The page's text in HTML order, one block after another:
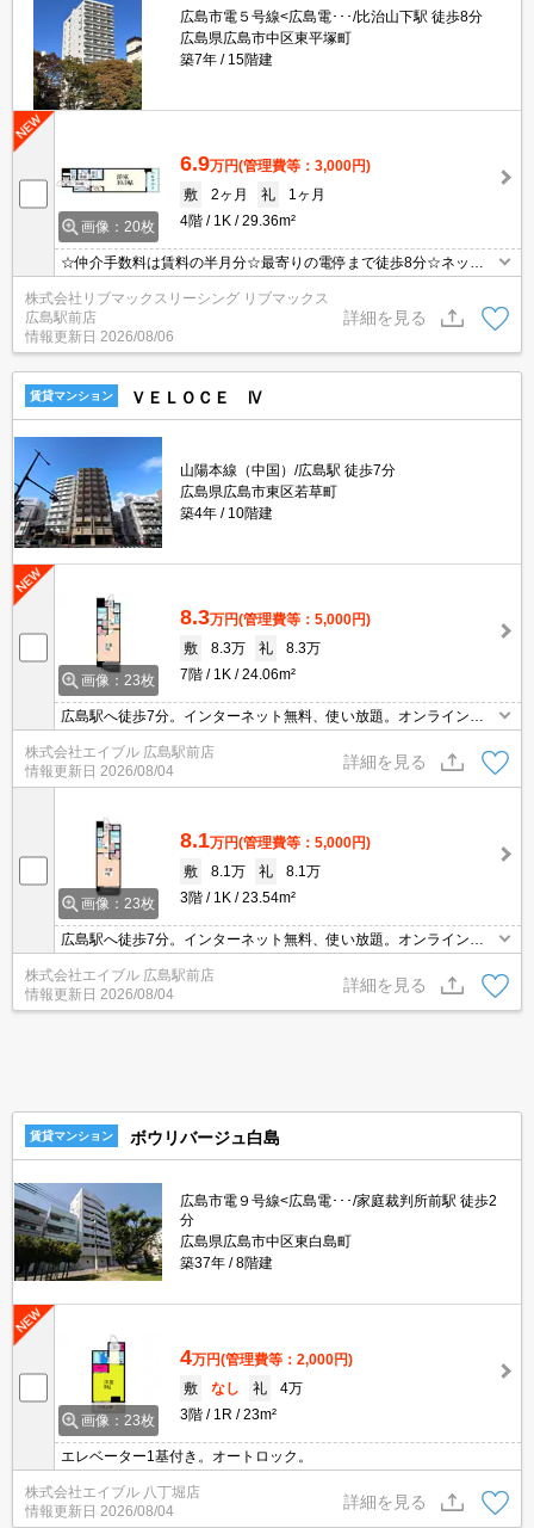
広島市電５号線<広島電･･･/比治山下駅 徒歩8分
広島県広島市中区東平塚町
築7年
15階建
画像：20枚
6.9万円(管理費等：3,000円)
敷
2ヶ月 礼
1ヶ月
4階
1K 29.36m²
☆仲介手数料は賃料の半月分☆最寄りの電停まで徒歩8分☆ネット
室乾燥機や温水洗浄便座など人気の室内設備あり☆２口コンロのシ
ステムキッチン☆近隣にスーパーやコンビニがあり住環境良好☆彡
株式会社リブマックスリーシング リブマックス
広島駅前店
情報更新日 2026/08/06
詳細を見る
賃貸マンション ＶＥＬＯＣＥ Ⅳ
山陽本線（中国）/広島駅 徒歩7分
広島県広島市東区若草町
築4年
10階建
画像：23枚
8.3万円(管理費等：5,000円)
敷
8.3万 礼
8.3万
7階
1K 24.06m²
広島駅へ徒歩7分。インターネット無料、使い放題。オンライン対
株式会社エイブル 広島駅前店
情報更新日 2026/08/04
詳細を見る
画像：23枚
8.1万円(管理費等：5,000円)
敷
8.1万 礼
8.1万
3階
1K 23.54m²
広島駅へ徒歩7分。インターネット無料、使い放題。オンライン対
株式会社エイブル 広島駅前店
情報更新日 2026/08/04
詳細を見る
賃貸マンション ボウリバージュ白島
広島市電９号線<広島電･･･/家庭裁判所前駅 徒歩2
分
広島県広島市中区東白島町
築37年
8階建
画像：23枚
4万円(管理費等：2,000円)
敷
なし 礼
4万
3階
1R 23m²
エレベーター1基付き。オートロック。
株式会社エイブル 八丁堀店
情報更新日 2026/08/04
詳細を見る